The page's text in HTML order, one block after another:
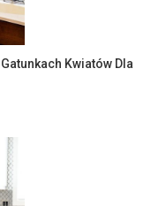
Kwiatów Dla